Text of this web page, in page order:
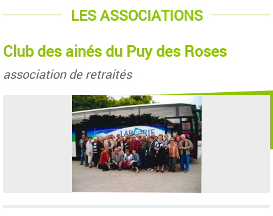
LES ASSOCIATIONS
Club des ainés du Puy des Roses
association de retraités